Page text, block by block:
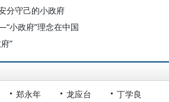
分守己的小政府
小政府”理念在中国
”
郑永年 龙应台 丁学良